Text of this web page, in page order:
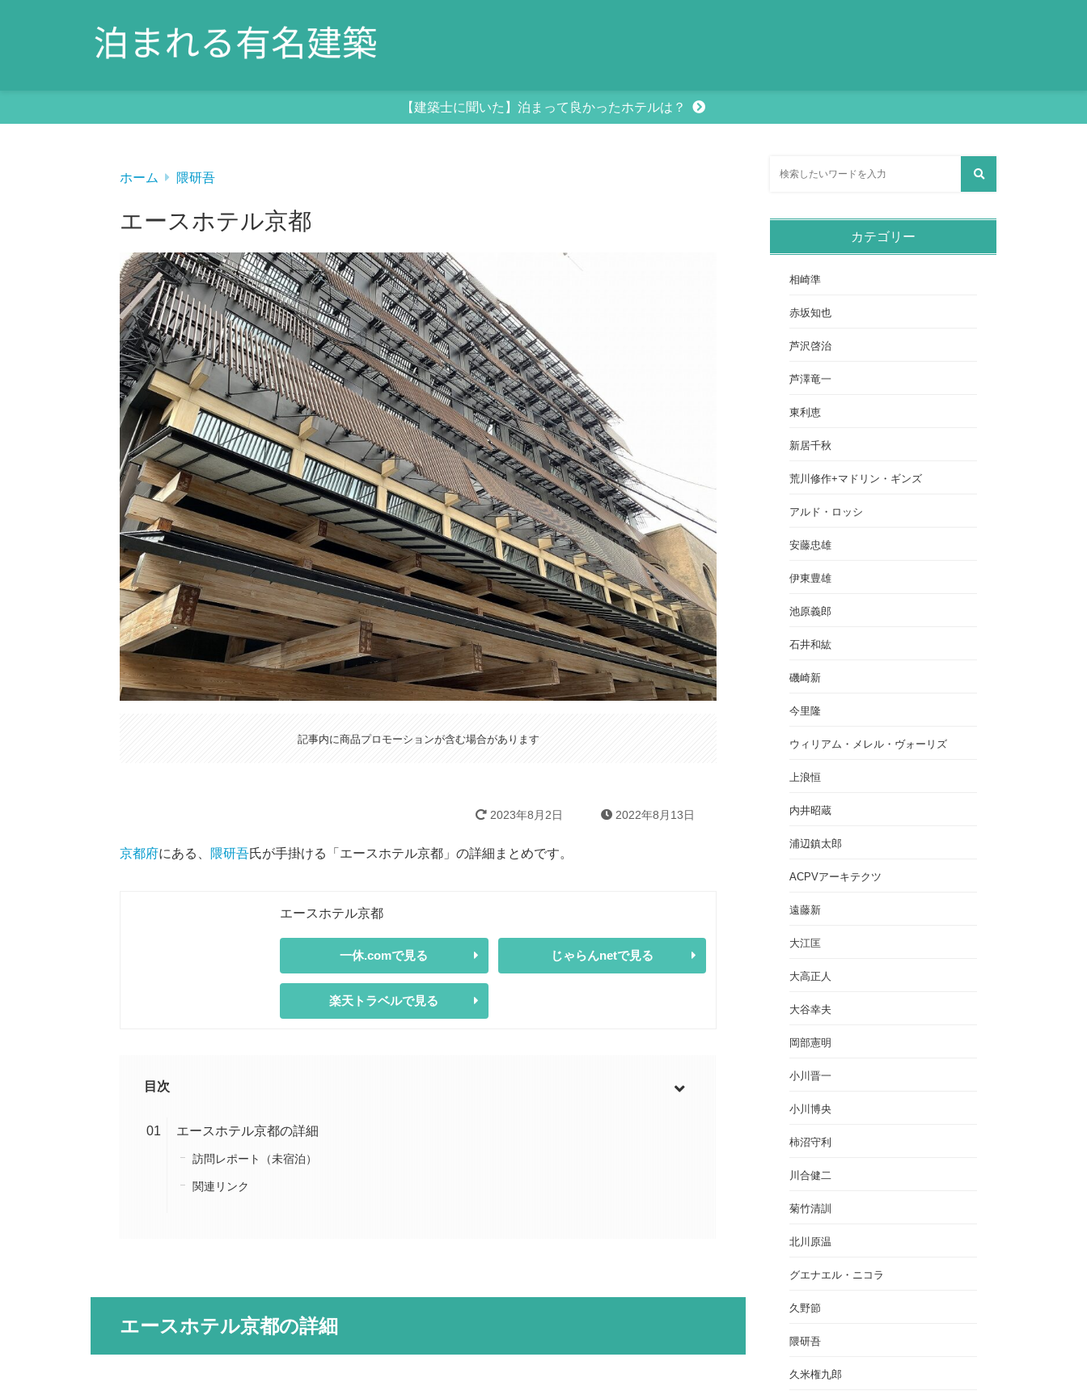
【建築士に聞いた】泊まって良かったホテルは？
ホーム 隈研吾
エースホテル京都
2023年8月2日 2022年8月13日
記事内に商品プロモーションが含む場合があります
京都府にある、 隈研吾氏が手掛ける「エースホテル京都」の詳細まとめです。
エースホテル京都
一休.comで見る じゃらんnetで見る
楽天トラベルで見る
目次
エースホテル京都の詳細
訪問レポート（未宿泊）
関連リンク
エースホテル京都の詳細
カテゴリー
相崎準
赤坂知也
芦沢啓治
芦澤竜一
東利恵
新居千秋
荒川修作+マドリン・ギンズ
アルド・ロッシ
安藤忠雄
伊東豊雄
池原義郎
石井和紘
磯崎新
今里隆
ウィリアム・メレル・ヴォーリズ
上浪恒
内井昭蔵
浦辺鎮太郎
ACPVアーキテクツ
遠藤新
大江匡
大高正人
大谷幸夫
岡部憲明
小川晋一
小川博央
柿沼守利
川合健二
菊竹清訓
北川原温
グエナエル・ニコラ
久野節
隈研吾
久米権九郎